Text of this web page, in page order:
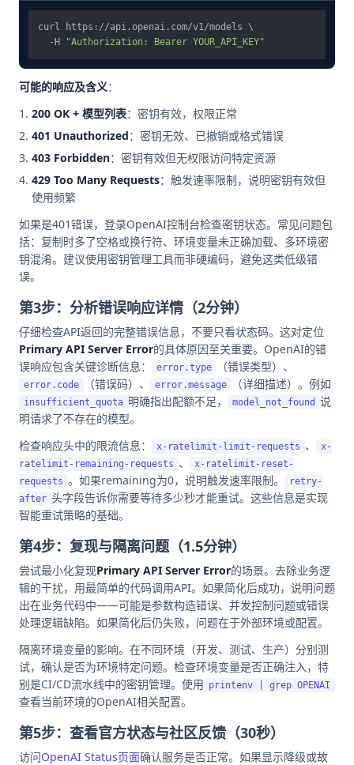
curl https://api.openai.com/v1/models \
  -H
"Authorization: Bearer YOUR_API_KEY"
可能的响应及含义：
200 OK + 模型列表：密钥有效，权限正常
401 Unauthorized：密钥无效、已撤销或格式错误
403 Forbidden：密钥有效但无权限访问特定资源
429 Too Many Requests：触发速率限制，说明密钥有效但
使用频繁
如果是401错误，登录OpenAI控制台检查密钥状态。常见问题包
括：复制时多了空格或换行符、环境变量未正确加载、多环境密
钥混淆。建议使用密钥管理工具而非硬编码，避免这类低级错
误。
第3步：分析错误响应详情（2分钟）
仔细检查API返回的完整错误信息，不要只看状态码。这对定位
Primary API Server Error的具体原因至关重要。OpenAI的错
误响应包含关键诊断信息：
error.type （错误类型）、
error.code （错误码）、 error.message （详细描述）。例如
insufficient_quota 明确指出配额不足， model_not_found 说
明请求了不存在的模型。
检查响应头中的限流信息：
x-ratelimit-limit-requests 、
x-
ratelimit-remaining-requests 、
x-ratelimit-reset-
requests 。如果remaining为0，说明触发速率限制。
retry-
after 头字段告诉你需要等待多少秒才能重试。这些信息是实现
智能重试策略的基础。
第4步：复现与隔离问题（1.5分钟）
尝试最小化复现Primary API Server Error的场景。去除业务逻
辑的干扰，用最简单的代码调用API。如果简化后成功，说明问题
出在业务代码中——可能是参数构造错误、并发控制问题或错误
处理逻辑缺陷。如果简化后仍失败，问题在于外部环境或配置。
隔离环境变量的影响。在不同环境（开发、测试、生产）分别测
试，确认是否为环境特定问题。检查环境变量是否正确注入，特
别是CI/CD流水线中的密钥管理。使用 printenv | grep OPENAI
查看当前环境的OpenAI相关配置。
第5步：查看官方状态与社区反馈（30秒）
访问OpenAI Status页面确认服务是否正常。如果显示降级或故